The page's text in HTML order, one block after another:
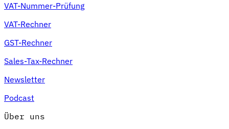
VAT-Nummer-Prüfung
VAT-Rechner
GST-Rechner
Sales-Tax-Rechner
Newsletter
Podcast
Über uns